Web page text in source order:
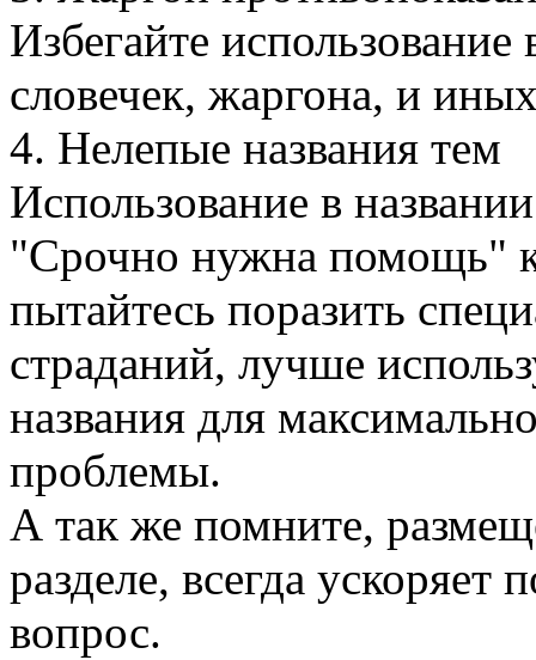
Избегайте
словечек, жаргона, и
4. Нелепые названия тем
Использование в
"Срочно нужна помощь"
пытайтесь поразить
страданий, лучше
названия для
проблемы.
А так же помните,
разделе, всегда ускоряет
вопрос.